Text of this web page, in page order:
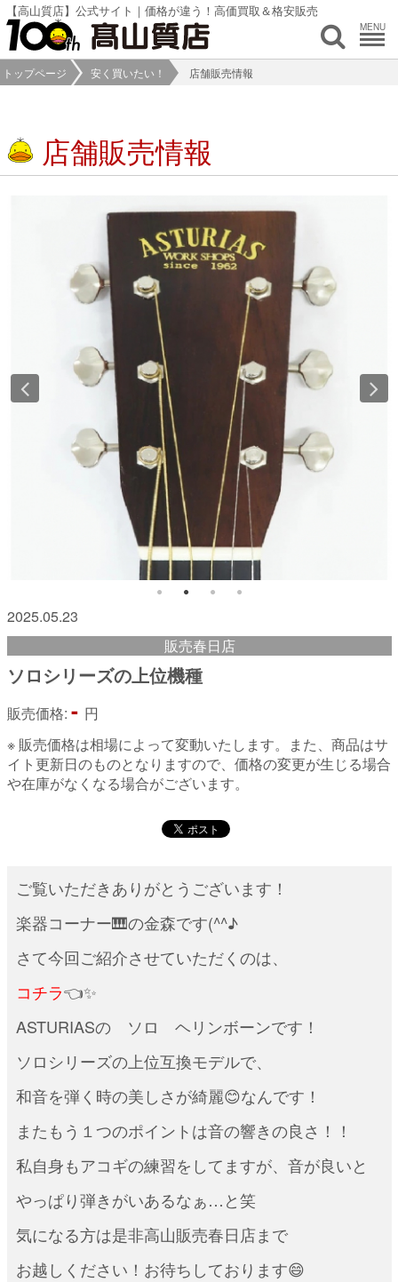
【高山質店】公式サイト｜価格が違う！高価買取＆格安販売
MENU
トップページ 安く買いたい！ 店舗販売情報
店舗販売情報
2025.05.23
販売春日店
ソロシリーズの上位機種
販売価格: - 円
※ 販売価格は相場によって変動いたします。また、商品はサ
イト更新日のものとなりますので、価格の変更が生じる場合
や在庫がなくなる場合がございます。
ご覧いただきありがとうございます！
楽器コーナー🎹の金森です(^^♪
さて今回ご紹介させていただくのは、
コチラ👈✨
ASTURIASの ソロ ヘリンボーンです！
ソロシリーズの上位互換モデルで、
和音を弾く時の美しさが綺麗😊なんです！
またもう１つのポイントは音の響きの良さ！！
私自身もアコギの練習をしてますが、音が良いと
やっぱり弾きがいあるなぁ…と笑
気になる方は是非高山販売春日店まで
お越しください！お待ちしております😄